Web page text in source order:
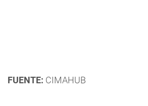
FUENTE: CIMAHUB